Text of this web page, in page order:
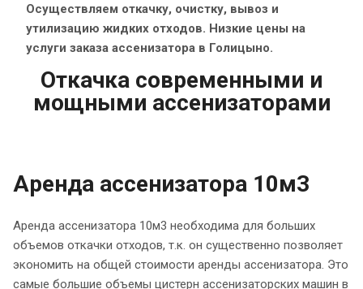
Осуществляем откачку, очистку, вывоз и
утилизацию жидких отходов. Низкие цены на
услуги заказа ассенизатора в Голицыно.
Откачка современными и
мощными ассенизаторами
Аренда ассенизатора 10м3
Аренда ассенизатора 10м3 необходима для больших
объемов откачки отходов, т.к. он существенно позволяет
экономить на общей стоимости аренды ассенизатора. Это
самые большие объемы цистерн ассенизаторских машин в